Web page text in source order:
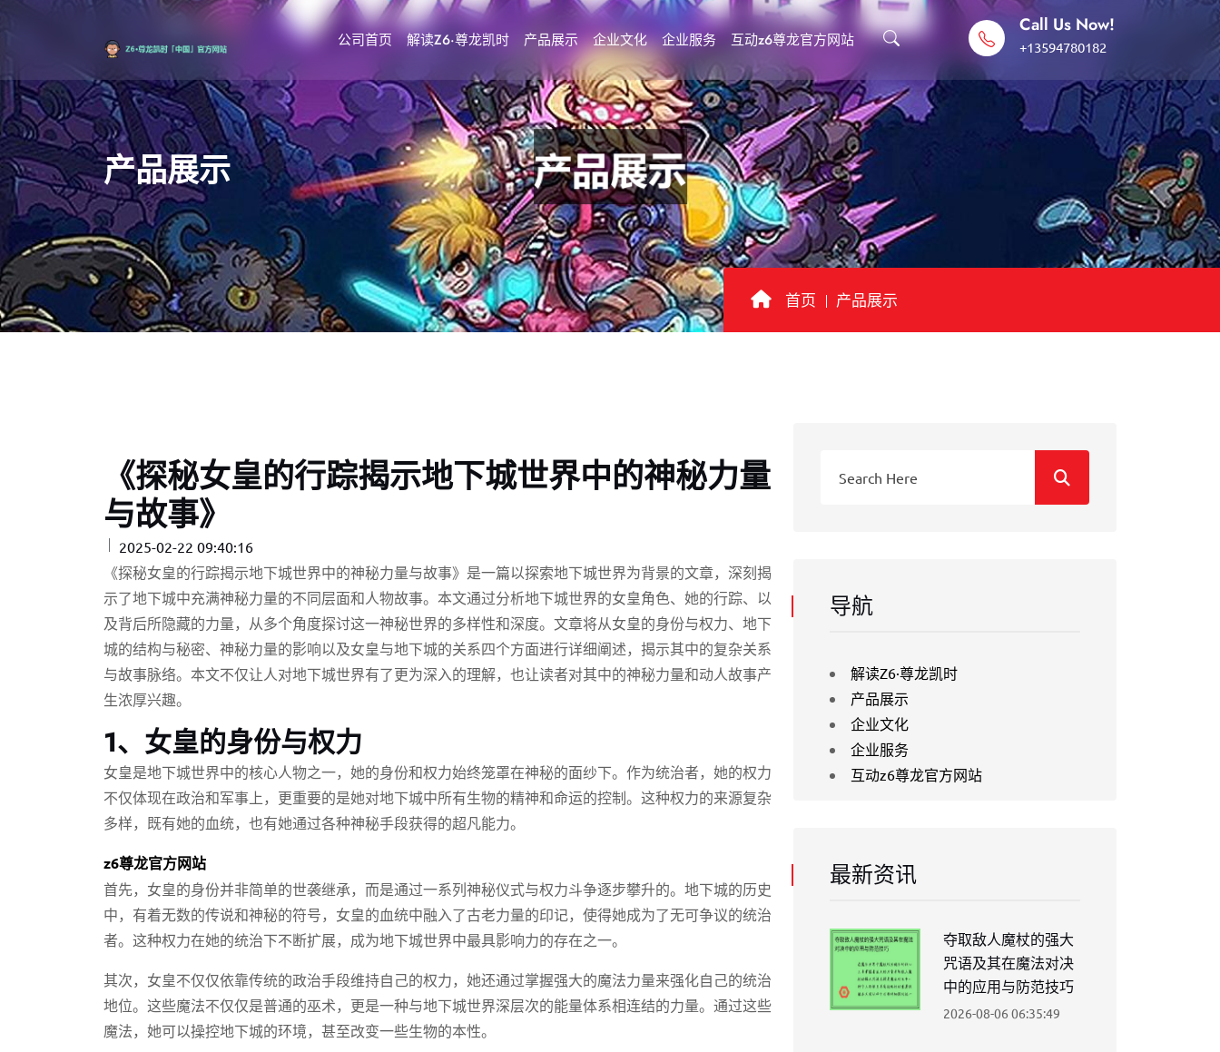
公司首页 解读Z6·尊龙凯时 产品展示 企业文化 企业服务 互动z6尊龙官方网站
Call Us Now!
+13594780182
产品展示
首页 产品展示
《探秘女皇的行踪揭示地下城世界中的神秘力量
与故事》
2025-02-22 09:40:16
《探秘女皇的行踪揭示地下城世界中的神秘力量与故事》是一篇以探索地下城世界为背景的文章，深刻揭
示了地下城中充满神秘力量的不同层面和人物故事。本文通过分析地下城世界的女皇角色、她的行踪、以
及背后所隐藏的力量，从多个角度探讨这一神秘世界的多样性和深度。文章将从女皇的身份与权力、地下
城的结构与秘密、神秘力量的影响以及女皇与地下城的关系四个方面进行详细阐述，揭示其中的复杂关系
与故事脉络。本文不仅让人对地下城世界有了更为深入的理解，也让读者对其中的神秘力量和动人故事产
生浓厚兴趣。
1、女皇的身份与权力
女皇是地下城世界中的核心人物之一，她的身份和权力始终笼罩在神秘的面纱下。作为统治者，她的权力
不仅体现在政治和军事上，更重要的是她对地下城中所有生物的精神和命运的控制。这种权力的来源复杂
多样，既有她的血统，也有她通过各种神秘手段获得的超凡能力。
z6尊龙官方网站
首先，女皇的身份并非简单的世袭继承，而是通过一系列神秘仪式与权力斗争逐步攀升的。地下城的历史
中，有着无数的传说和神秘的符号，女皇的血统中融入了古老力量的印记，使得她成为了无可争议的统治
者。这种权力在她的统治下不断扩展，成为地下城世界中最具影响力的存在之一。
其次，女皇不仅仅依靠传统的政治手段维持自己的权力，她还通过掌握强大的魔法力量来强化自己的统治
地位。这些魔法不仅仅是普通的巫术，更是一种与地下城世界深层次的能量体系相连结的力量。通过这些
魔法，她可以操控地下城的环境，甚至改变一些生物的本性。
导航
解读Z6·尊龙凯时
产品展示
企业文化
企业服务
互动z6尊龙官方网站
最新资讯
夺取敌人魔杖的强大
咒语及其在魔法对决
中的应用与防范技巧
2026-08-06 06:35:49